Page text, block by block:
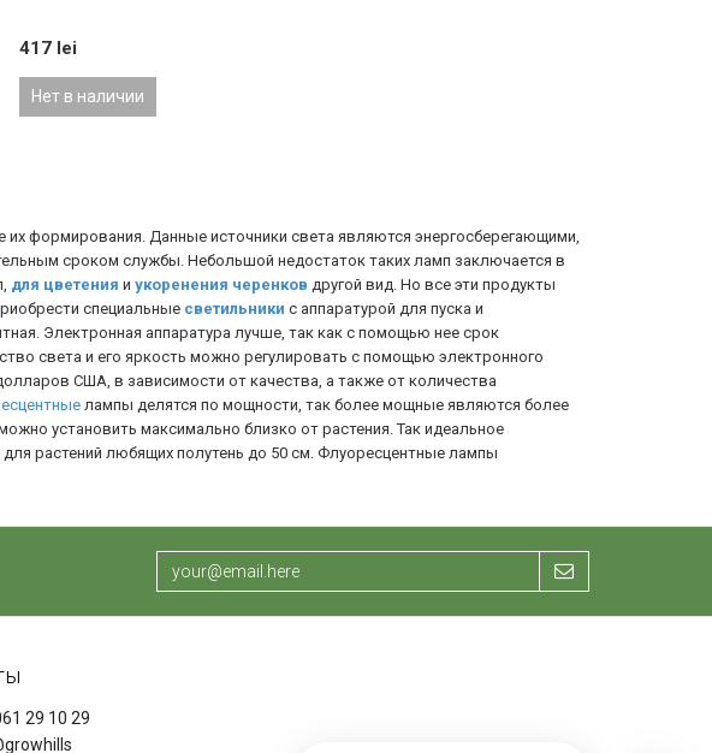
417 lei
Нет в наличии
формирования. Данные источники света являются энергосберегающими,
сроком службы. Небольшой недостаток таких ламп заключается в
для цветения и укоренения черенков другой вид. Но все эти продукты
специальные светильники с аппаратурой для пуска и
Электронная аппаратура лучше, так как с помощью нее срок
света и его яркость можно регулировать с помощью электронного
США, в зависимости от качества, а также от количества
лампы делятся по мощности, так более мощные являются более
установить максимально близко от растения. Так идеальное
растений любящих полутень до 50 см. Флуоресцентные лампы
29 10 29